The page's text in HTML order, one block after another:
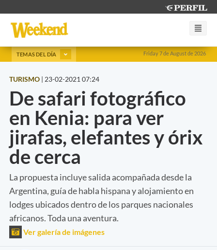
Friday 7 de August de 2026
TEMAS DEL DÍA
TURISMO | 23-02-2021 07:24
De safari fotográfico
en Kenia: para ver
jirafas, elefantes y órix
de cerca
La propuesta incluye salida acompañada desde la
Argentina, guía de habla hispana y alojamiento en
lodges ubicados dentro de los parques nacionales
africanos. Toda una aventura.
Ver galería de imágenes